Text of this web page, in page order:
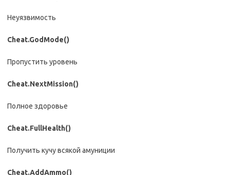
Неуязвимость
Cheat.GodMode()
Пропустить уровень
Cheat.NextMission()
Полное здоровье
Cheat.FullHealth()
Получить кучу всякой амуниции
Cheat.AddAmmo()